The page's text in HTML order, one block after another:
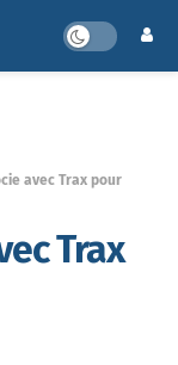
avec Trax pour
Trax